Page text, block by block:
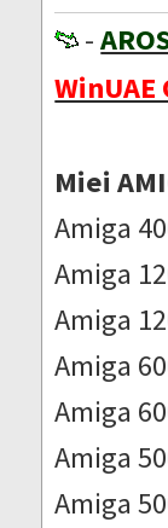
-
WinUAE
Miei
Amiga
Amiga
Amiga
Amiga
Amiga
Amiga
Amiga